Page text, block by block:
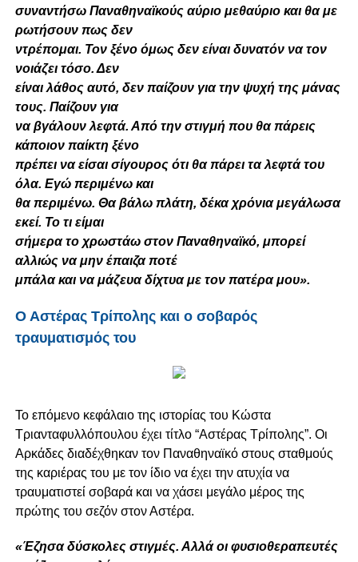
συναντήσω Παναθηναϊκούς αύριο μεθαύριο και θα με
ρωτήσουν πως δεν
ντρέπομαι. Τον ξένο όμως δεν είναι δυνατόν να τον
νοιάζει τόσο. Δεν
είναι λάθος αυτό, δεν παίζουν για την ψυχή της μάνας
τους. Παίζουν για
να βγάλουν λεφτά. Από την στιγμή που θα πάρεις
κάποιον παίκτη ξένο
πρέπει να είσαι σίγουρος ότι θα πάρει τα λεφτά του
όλα. Εγώ περιμένω και
θα περιμένω. Θα βάλω πλάτη, δέκα χρόνια μεγάλωσα
εκεί. Το τι είμαι
σήμερα το χρωστάω στον Παναθηναϊκό, μπορεί
αλλιώς να μην έπαιζα ποτέ
μπάλα και να μάζευα δίχτυα με τον πατέρα μου».
Ο Αστέρας Τρίπολης και ο σοβαρός
τραυματισμός του
Το επόμενο κεφάλαιο της ιστορίας του Κώστα
Τριανταφυλλόπουλου έχει τίτλο “Αστέρας Τρίπολης”. Οι
Αρκάδες διαδέχθηκαν τον Παναθηναϊκό στους σταθμούς
της καριέρας του με τον ίδιο να έχει την ατυχία να
τραυματιστεί σοβαρά και να χάσει μεγάλο μέρος της
πρώτης του σεζόν στον Αστέρα.
«Έζησα δύσκολες στιγμές. Αλλά οι φυσιοθεραπευτές